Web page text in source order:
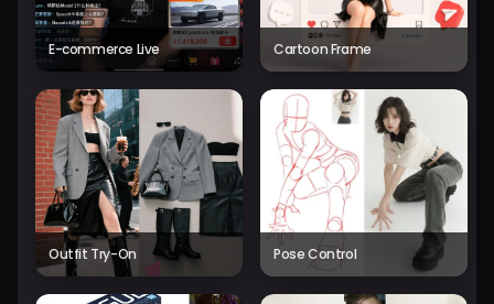
E-commerce Live Cartoon Frame
Outfit Try-On Pose Control